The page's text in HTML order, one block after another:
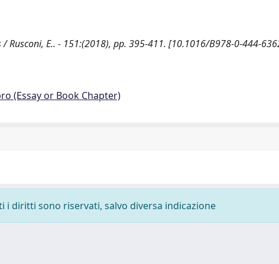
Rusconi, E.. - 151:(2018), pp. 395-411. [10.1016/B978-0-444-
(Essay or Book Chapter)
diritti sono riservati, salvo diversa indicazione